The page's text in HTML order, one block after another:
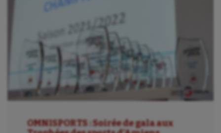
OMNISPORTS : Soirée de gala aux